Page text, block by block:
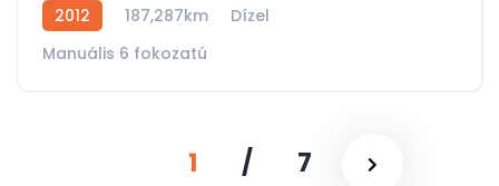
2012 187,287km
Dízel
Manuális 6 fokozatú
1 / 7